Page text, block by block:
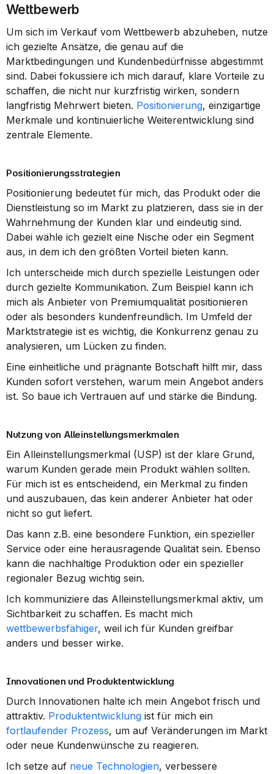
Wettbewerb
Um sich im Verkauf vom Wettbewerb abzuheben, nutze
ich gezielte Ansätze, die genau auf die
Marktbedingungen und Kundenbedürfnisse abgestimmt
sind. Dabei fokussiere ich mich darauf, klare Vorteile zu
schaffen, die nicht nur kurzfristig wirken, sondern
langfristig Mehrwert bieten. Positionierung, einzigartige
Merkmale und kontinuierliche Weiterentwicklung sind
zentrale Elemente.
Positionierungsstrategien
Positionierung bedeutet für mich, das Produkt oder die
Dienstleistung so im Markt zu platzieren, dass sie in der
Wahrnehmung der Kunden klar und eindeutig sind.
Dabei wähle ich gezielt eine Nische oder ein Segment
aus, in dem ich den größten Vorteil bieten kann.
Ich unterscheide mich durch spezielle Leistungen oder
durch gezielte Kommunikation. Zum Beispiel kann ich
mich als Anbieter von Premiumqualität positionieren
oder als besonders kundenfreundlich. Im Umfeld der
Marktstrategie ist es wichtig, die Konkurrenz genau zu
analysieren, um Lücken zu finden.
Eine einheitliche und prägnante Botschaft hilft mir, dass
Kunden sofort verstehen, warum mein Angebot anders
ist. So baue ich Vertrauen auf und stärke die Bindung.
Nutzung von Alleinstellungsmerkmalen
Ein Alleinstellungsmerkmal (USP) ist der klare Grund,
warum Kunden gerade mein Produkt wählen sollten.
Für mich ist es entscheidend, ein Merkmal zu finden
und auszubauen, das kein anderer Anbieter hat oder
nicht so gut liefert.
Das kann z.B. eine besondere Funktion, ein spezieller
Service oder eine herausragende Qualität sein. Ebenso
kann die nachhaltige Produktion oder ein spezieller
regionaler Bezug wichtig sein.
Ich kommuniziere das Alleinstellungsmerkmal aktiv, um
wettbewerbsfähiger, weil ich für Kunden greifbar
anders und besser wirke.
Innovationen und Produktentwicklung
Durch Innovationen halte ich mein Angebot frisch und
attraktiv. Produktentwicklung
fortlaufender Prozess, um auf Veränderungen im Markt
oder neue Kundenwünsche zu reagieren.
Ich setze auf neue Technologien, verbessere